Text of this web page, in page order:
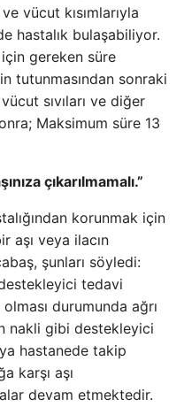
vücut kısımlarıyla
hastalık bulaşabiliyor.
için gereken süre
tutunmasından sonraki
sıvıları ve diğer
Maksimum süre 13
çıkarılmamalı.”
korunmak için
aşı veya ilacın
şunları söyledi:
tedavi
durumunda ağrı
nakli gibi destekleyici
hastanede takip
karşı aşı
devam etmektedir.